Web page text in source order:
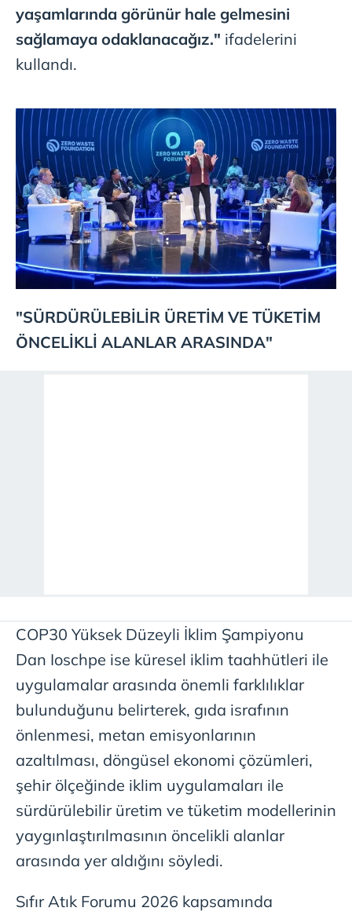
yaşamlarında görünür hale gelmesini
sağlamaya odaklanacağız." ifadelerini
kullandı.
"SÜRDÜRÜLEBİLİR ÜRETİM VE TÜKETİM
ÖNCELİKLİ ALANLAR ARASINDA"
COP30 Yüksek Düzeyli İklim Şampiyonu
Dan Ioschpe ise küresel iklim taahhütleri ile
uygulamalar arasında önemli farklılıklar
bulunduğunu belirterek, gıda israfının
önlenmesi, metan emisyonlarının
azaltılması, döngüsel ekonomi çözümleri,
şehir ölçeğinde iklim uygulamaları ile
sürdürülebilir üretim ve tüketim modellerinin
yaygınlaştırılmasının öncelikli alanlar
arasında yer aldığını söyledi.
Sıfır Atık Forumu 2026 kapsamında